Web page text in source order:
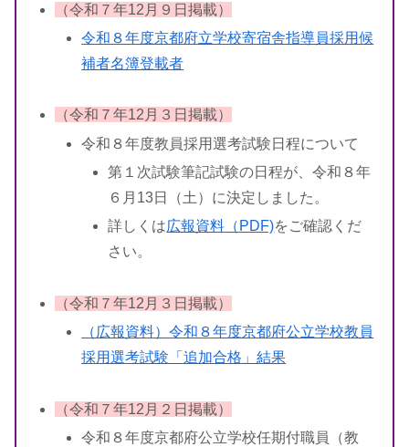
（令和７年12月９日掲載）
令和８年度京都府立学校寄宿舎指導員採用候
補者名簿登載者
（令和７年12月３日掲載）
令和８年度教員採用選考試験日程について
第１次試験筆記試験の日程が、令和８年
６月13日（土）に決定しました。
詳しくは広報資料（PDF)をご確認くだ
さい。
（令和７年12月３日掲載）
（広報資料）令和８年度京都府公立学校教員
採用選考試験「追加合格」結果
（令和７年12月２日掲載）
令和８年度京都府公立学校任期付職員（教